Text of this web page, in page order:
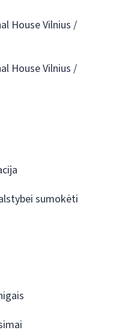
House Vilnius /
House Vilnius /
sumokėti